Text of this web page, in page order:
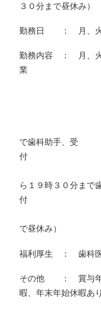
３０分まで昼休み）
勤務日 ： 月、火
勤務内容 ： 月、
１４時３
で歯科助手、受
土、
ら１９時３０分まで
（１３時
で昼休み）
福利厚生 ： 歯科医
その他 ： 賞与年
暇、年末年始休暇あ